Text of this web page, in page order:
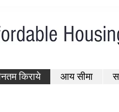
किराये आय सीमा